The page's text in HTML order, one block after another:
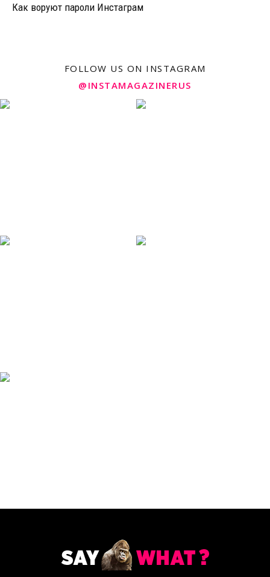
Как воруют пароли Инстаграм
FOLLOW US ON INSTAGRAM
@INSTAMAGAZINERUS